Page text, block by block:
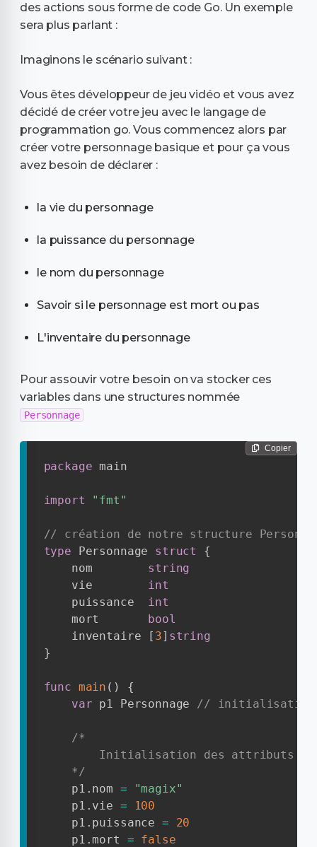
des actions sous forme de code Go. Un exemple
sera plus parlant :
Imaginons le scénario suivant :
Vous êtes développeur de jeu vidéo et vous avez
décidé de créer votre jeu avec le langage de
programmation go. Vous commencez alors par
créer votre personnage basique et pour ça vous
avez besoin de déclarer :
la vie du personnage
la puissance du personnage
le nom du personnage
Savoir si le personnage est mort ou pas
L'inventaire du personnage
Pour assouvir votre besoin on va stocker ces
variables dans une structures nommée
Personnage
Copier
package main
import "fmt"
// création de notre structure
type Personnage struct
{
    nom
string
    vie
int
    puissance
int
    mort
bool
    inventaire
[ 3] string
}
func main ( )
{
var p1 Personnage // initialisation
/*
Initialisation des attributs
    */
    p1
. nom =
"magix"
    p1
. vie =
100
    p1
. puissance =
20
    p1
. mort = false